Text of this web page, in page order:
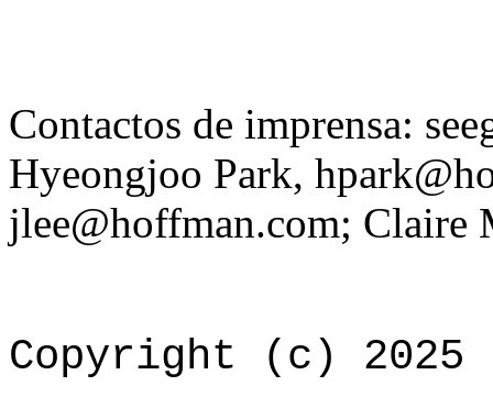
Contactos de imprensa:
Hyeongjoo Park,
jlee@hoffman.com; Claire
Copyright (c) 2025